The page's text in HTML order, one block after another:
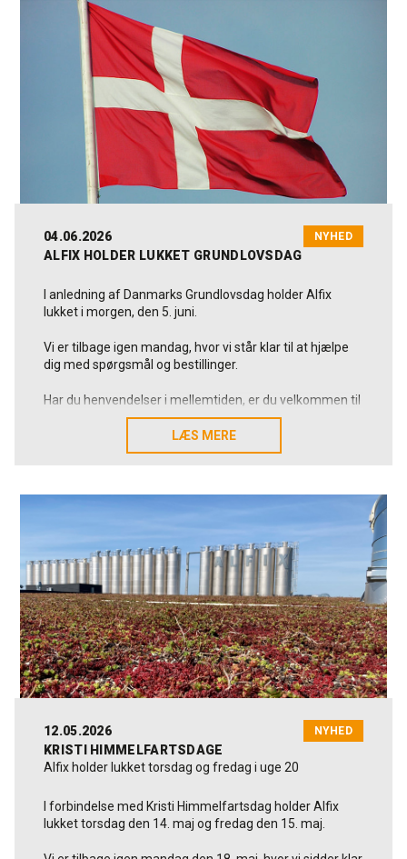
noget, vi sætter stor pris på.
Som dansk og familieejet producent arbejder vi hver
dag for at levere løsninger, der holder, og som skaber
værdi i praksis. Det gælder også hen over sommeren,
hvor vi fortsat står klar til at hjælpe, når der er brug for
Vi håber, at den kommende tid byder på både
afslapning, mindeværdige oplevelser og fornyet energi
04.06.2026 NYHED
ALFIX HOLDER LUKKET GRUNDLOVSDAG
I anledning af Danmarks Grundlovsdag holder Alfix
lukket i morgen, den 5. juni.
Vi er tilbage igen mandag, hvor vi står klar til at hjælpe
dig med spørgsmål og bestillinger.
Har du henvendelser i mellemtiden, er du velkommen til
at skrive til os på alfix@alfix.dk, så vender vi tilbage
LÆS MERE
LÆS MERE
12.05.2026 NYHED
KRISTI HIMMELFARTSDAGE
Alfix holder lukket torsdag og fredag i uge 20
I forbindelse med Kristi Himmelfartsdag holder Alfix
lukket torsdag den 14. maj og fredag den 15. maj.